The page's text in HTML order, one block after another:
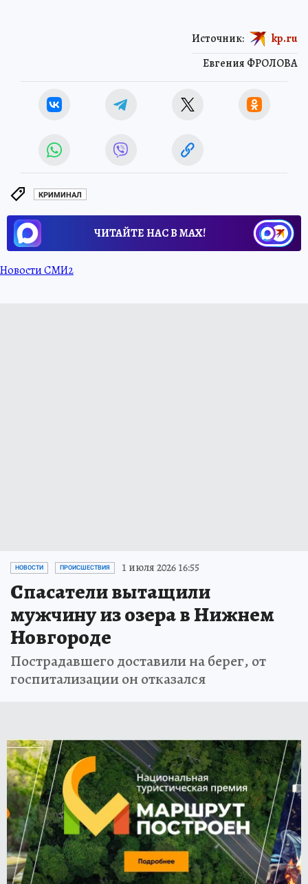
Евгения ФРОЛОВА
Источник: kp.ru
КРИМИНАЛ
ЧИТАЙТЕ НАС В МАХ!
Новости СМИ2
НОВОСТИ ПРОИСШЕСТВИЯ 1 июля 2026 16:55
Спасатели вытащили
мужчину из озера в Нижнем
Новгороде
Пострадавшего доставили на берег, от
госпитализации он отказался